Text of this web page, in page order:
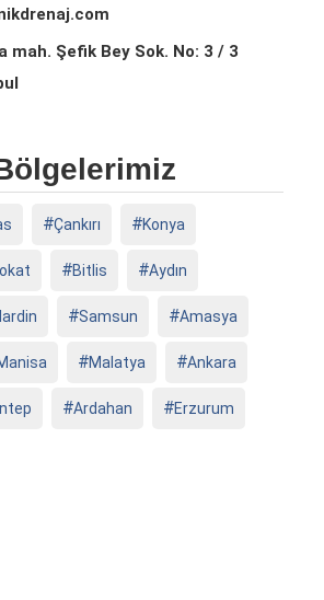
mah. Şefik Bey Sok. No: 3 / 3
Çankırı Konya
Bitlis Aydın
Samsun Amasya
Malatya Ankara
Ardahan Erzurum